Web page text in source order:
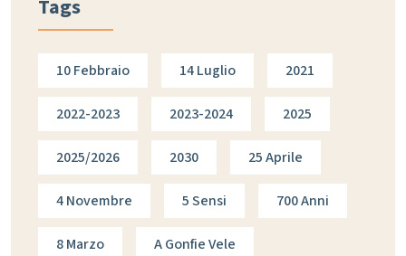
Tags
10 Febbraio 14 Luglio 2021
2022-2023 2023-2024 2025
2025/2026 2030 25 Aprile
4 Novembre 5 Sensi 700 Anni
8 Marzo A Gonfie Vele